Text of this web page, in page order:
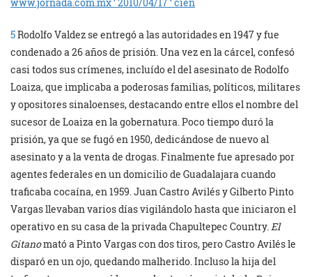
5Rodolfo Valdez se entregó a las autoridades en 1947 y fue
condenado a 26 años de prisión. Una vez en la cárcel, confesó
casi todos sus crímenes, incluído el del asesinato de Rodolfo
Loaiza, que implicaba a poderosas familias, políticos, militares
y opositores sinaloenses, destacando entre ellos el nombre del
sucesor de Loaiza en la gobernatura. Poco tiempo duró la
prisión, ya que se fugó en 1950, dedicándose de nuevo al
asesinato y a la venta de drogas. Finalmente fue apresado por
agentes federales en un domicilio de Guadalajara cuando
traficaba cocaína, en 1959. Juan Castro Avilés y Gilberto Pinto
Vargas llevaban varios días vigilándolo hasta que iniciaron el
operativo en su casa de la privada Chapultepec Country. El
Gitanomató a Pinto Vargas con dos tiros, pero Castro Avilés le
disparó en un ojo, quedando malherido. Incluso la hija del